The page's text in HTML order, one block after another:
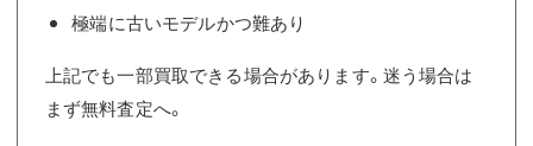
極端に古いモデルかつ難あり
上記でも一部買取できる場合があります。迷う場合は
まず無料査定へ。